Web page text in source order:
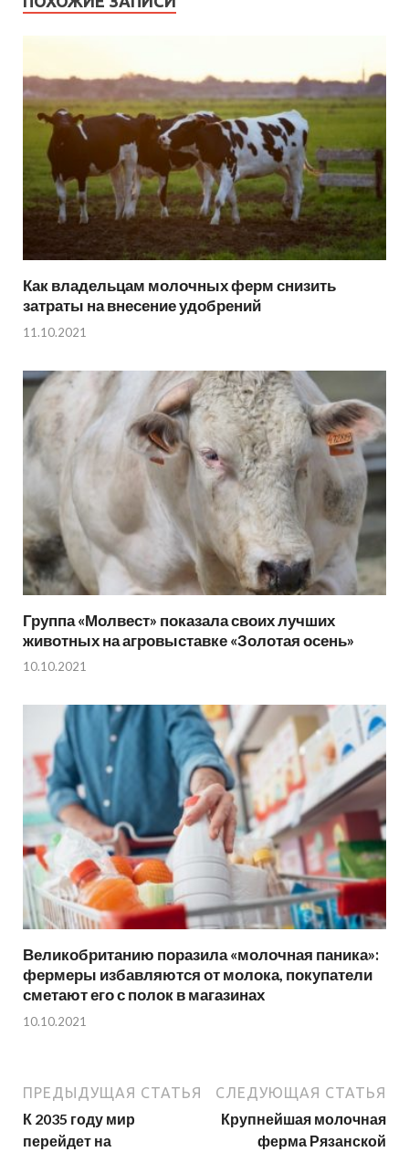
Как владельцам молочных ферм снизить
затраты на внесение удобрений
11.10.2021
Группа «Молвест» показала своих лучших
животных на агровыставке «Золотая осень»
10.10.2021
Великобританию поразила «молочная паника»:
фермеры избавляются от молока, покупатели
сметают его с полок в магазинах
10.10.2021
ПРЕДЫДУЩАЯ СТАТЬЯ
К 2035 году мир
перейдет на
СЛЕДУЮЩАЯ СТАТЬЯ
Крупнейшая молочная
ферма Рязанской